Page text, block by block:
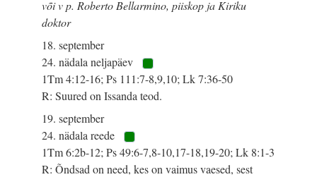
või v p. Roberto Bellarmino, piiskop ja Kiriku
doktor
18. september
24. nädala neljapäev
1Tm 4:12-16; Ps 111:7-8,9,10; Lk 7:36-50
R: Suured on Issanda teod.
19. september
24. nädala reede
1Tm 6:2b-12; Ps 49:6-7,8-10,17-18,19-20; Lk 8:1-3
R: Õndsad on need, kes on vaimus vaesed, sest